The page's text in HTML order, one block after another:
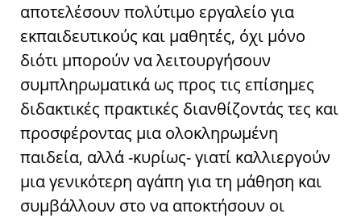
αποτελέσουν πολύτιμο εργαλείο για
εκπαιδευτικούς και μαθητές, όχι μόνο
διότι μπορούν να λειτουργήσουν
συμπληρωματικά ως προς τις επίσημες
διδακτικές πρακτικές διανθίζοντάς τες και
προσφέροντας μια ολοκληρωμένη
παιδεία, αλλά -κυρίως- γιατί καλλιεργούν
μια γενικότερη αγάπη για τη μάθηση και
συμβάλλουν στο να αποκτήσουν οι